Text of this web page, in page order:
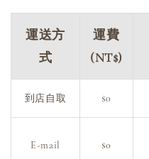
運送方
式
運費
(NT$)
到店自取 $0
E-mail $0